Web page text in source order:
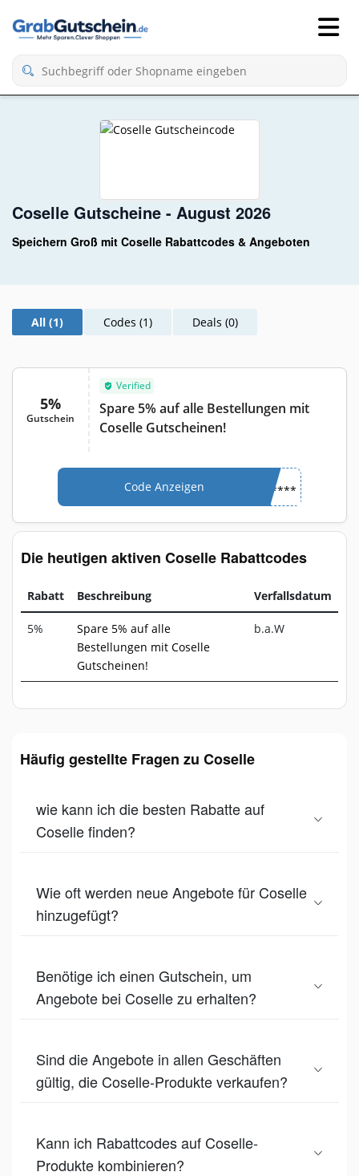
Coselle Gutscheine - August 2026
Speichern Groß mit Coselle Rabattcodes & Angeboten
All (1) Codes (1) Deals (0)
5%
Gutschein
Verified
Spare 5% auf alle Bestellungen mit
Coselle Gutscheinen!
Code Anzeigen ****
Die heutigen aktiven Coselle Rabattcodes
Rabatt Beschreibung Verfallsdatum
5%
Spare 5% auf alle
Bestellungen mit Coselle
Gutscheinen!
b.a.W
Häufig gestellte Fragen zu Coselle
wie kann ich die besten Rabatte auf
Coselle finden?
Wie oft werden neue Angebote für Coselle
hinzugefügt?
Benötige ich einen Gutschein, um
Angebote bei Coselle zu erhalten?
Sind die Angebote in allen Geschäften
gültig, die Coselle-Produkte verkaufen?
Kann ich Rabattcodes auf Coselle-
Produkte kombinieren?